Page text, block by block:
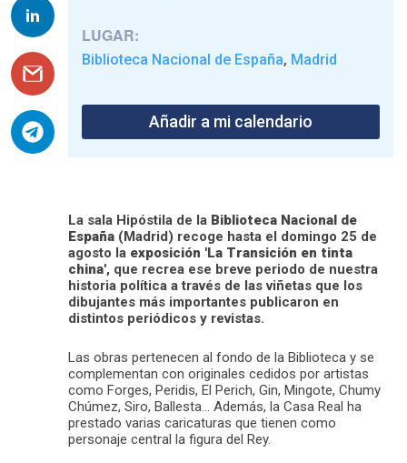
LUGAR:
Biblioteca Nacional de España, Madrid
Añadir a mi calendario
La sala Hipóstila de la Biblioteca Nacional de
España (Madrid) recoge hasta el domingo 25 de
agosto la exposición 'La Transición en tinta
china', que recrea ese breve periodo de nuestra
historia política a través de las viñetas que los
dibujantes más importantes publicaron en
distintos periódicos y revistas.
Las obras pertenecen al fondo de la Biblioteca y se
complementan con originales cedidos por artistas
como Forges, Peridis, El Perich, Gin, Mingote, Chumy
Chúmez, Siro, Ballesta… Además, la Casa Real ha
prestado varias caricaturas que tienen como
personaje central la figura del Rey.